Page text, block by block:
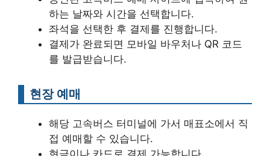
하는 날짜와 시간을 선택합니다.
좌석을 선택한 후 결제를 진행합니다.
결제가 완료되면 모바일 바우처나 QR 코드
를 발급받습니다.
현장 예매
해당 고속버스 터미널에 가서 매표소에서 직
접 예매할 수 있습니다.